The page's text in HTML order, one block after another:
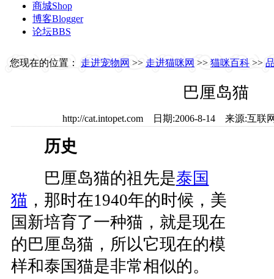
商城Shop
博客Blogger
论坛BBS
您现在的位置： 走进宠物网 >> 走进猫咪网 >> 猫咪百科 >>
巴厘岛猫
http://cat.intopet.com 日期:2006-8-14 来源:互
历史
巴厘岛猫的祖先是泰国
猫 ，那时在1940年的时候，美
国新培育了一种猫，就是现在
的巴厘岛猫，所以它现在的模
样和泰国猫是非常相似的。